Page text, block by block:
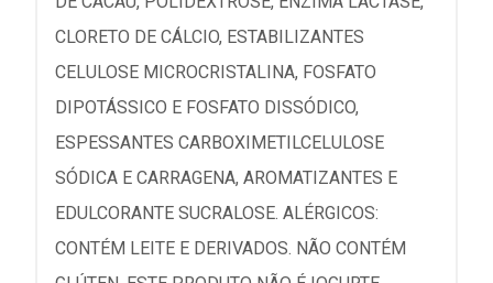
CLORETO DE CÁLCIO, ESTABILIZANTES
CELULOSE MICROCRISTALINA, FOSFATO
DIPOTÁSSICO E FOSFATO DISSÓDICO,
ESPESSANTES CARBOXIMETILCELULOSE
SÓDICA E CARRAGENA, AROMATIZANTES E
EDULCORANTE SUCRALOSE. ALÉRGICOS:
CONTÉM LEITE E DERIVADOS. NÃO CONTÉM